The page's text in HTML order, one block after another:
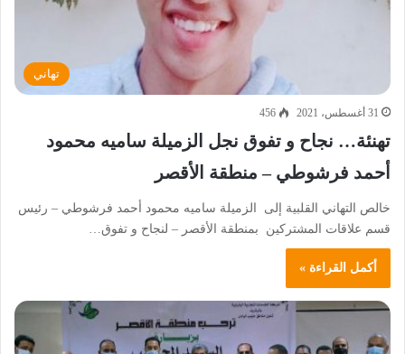
تهاني
31 أغسطس، 2021 456
تهنئة… نجاح و تفوق نجل الزميلة ساميه محمود
أحمد فرشوطي – منطقة الأقصر
خالص التهاني القلبية إلى الزميلة ساميه محمود أحمد فرشوطي – رئيس
قسم علاقات المشتركين بمنطقة الأقصر – لنجاح و تفوق…
أكمل القراءة »